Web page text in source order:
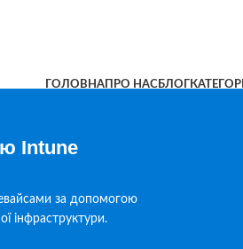
ГОЛОВНАПРО НАСБЛОГКАТЕГОРІЇ
Intune
за допомогою
інфраструктури.